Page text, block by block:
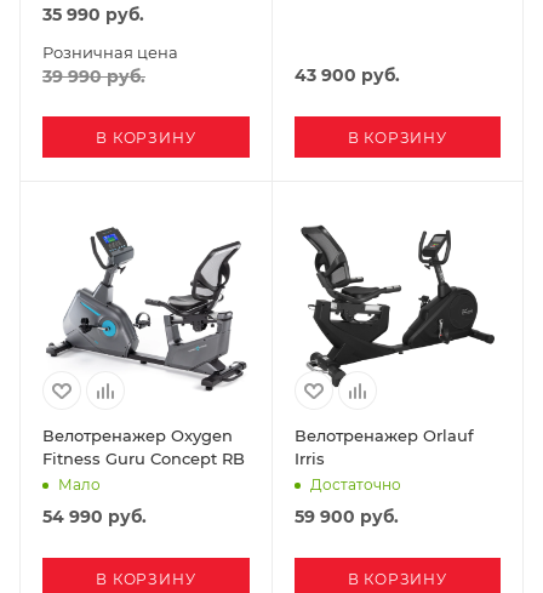
35 990 руб.
Розничная цена
39 990руб.
В КОРЗИНУ
43 900 руб.
В КОРЗИНУ
Велотренажер Oxygen
Fitness Guru Concept RB
Мало
54 990 руб.
В КОРЗИНУ
Велотренажер Orlauf
Irris
Достаточно
59 900 руб.
В КОРЗИНУ